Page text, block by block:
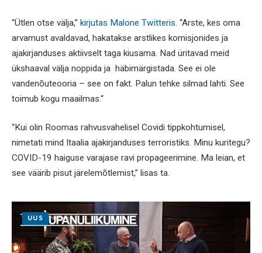
“Ütlen otse välja,” kirjutas Malone Twitteris. “Arste, kes oma
arvamust avaldavad, hakatakse arstlikes komisjonides ja
ajakirjanduses aktiivselt taga kiusama. Nad üritavad meid
ükshaaval välja noppida ja häbimärgistada. See ei ole
vandenõuteooria – see on fakt. Palun tehke silmad lahti. See
toimub kogu maailmas.“
“Kui olin Roomas rahvusvahelisel Covidi tippkohtumisel,
nimetati mind Itaalia ajakirjanduses terroristiks. Minu kuritegu?
COVID-19 haiguse varajase ravi propageerimine. Ma leian, et
see väärib pisut järelemõtlemist,” lisas ta.
UUS